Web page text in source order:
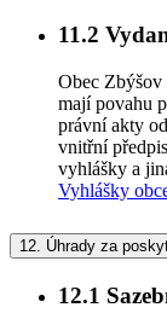
11.2
Obec Zbýšov
mají povahu
právní akty
vnitřní
vyhlášky a
Vyhlášky
12. Úhrady za
12.1